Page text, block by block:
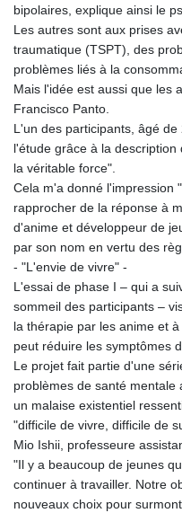
bipolaires, explique ainsi le
Les autres sont aux prises
traumatique (TSPT), des
problèmes liés à la
Mais l'idée est aussi que les
Francisco Panto.
L'un des participants, âgé
l'étude grâce à la
la véritable force".
Cela m'a donné l'impression
rapprocher de la réponse à
d'anime et développeur de
par son nom en vertu des
- "L'envie de vivre" -
L'essai de phase I – qui a
sommeil des participants –
la thérapie par les anime et
peut réduire les symptômes
Le projet fait partie d'une
problèmes de santé mentale
un malaise existentiel
"difficile de vivre, difficile de
Mio Ishii, professeure
"Il y a beaucoup de jeunes
continuer à travailler. Notre
nouveaux choix pour